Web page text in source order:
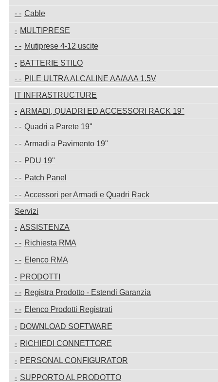
Cable
MULTIPRESE
Mutiprese 4-12 uscite
BATTERIE STILO
PILE ULTRA ALCALINE AA/AAA 1.5V
IT INFRASTRUCTURE
ARMADI, QUADRI ED ACCESSORI RACK 19"
Quadri a Parete 19"
Armadi a Pavimento 19"
PDU 19"
Patch Panel
Accessori per Armadi e Quadri Rack
Servizi
ASSISTENZA
Richiesta RMA
Elenco RMA
PRODOTTI
Registra Prodotto - Estendi Garanzia
Elenco Prodotti Registrati
DOWNLOAD SOFTWARE
RICHIEDI CONNETTORE
PERSONAL CONFIGURATOR
SUPPORTO AL PRODOTTO